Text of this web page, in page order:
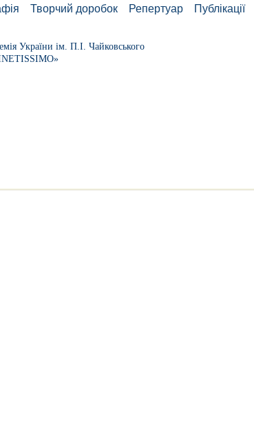
Творчий доробок Репертуар Публікації
України ім. П.І. Чайковського